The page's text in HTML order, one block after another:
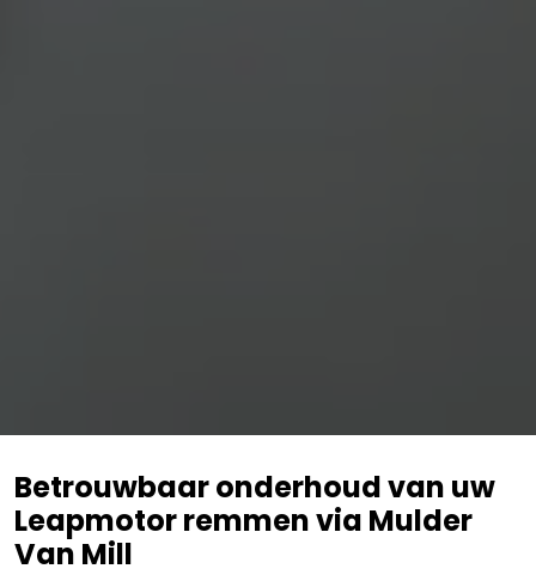
Betrouwbaar onderhoud van uw
Leapmotor remmen via Mulder
Van Mill